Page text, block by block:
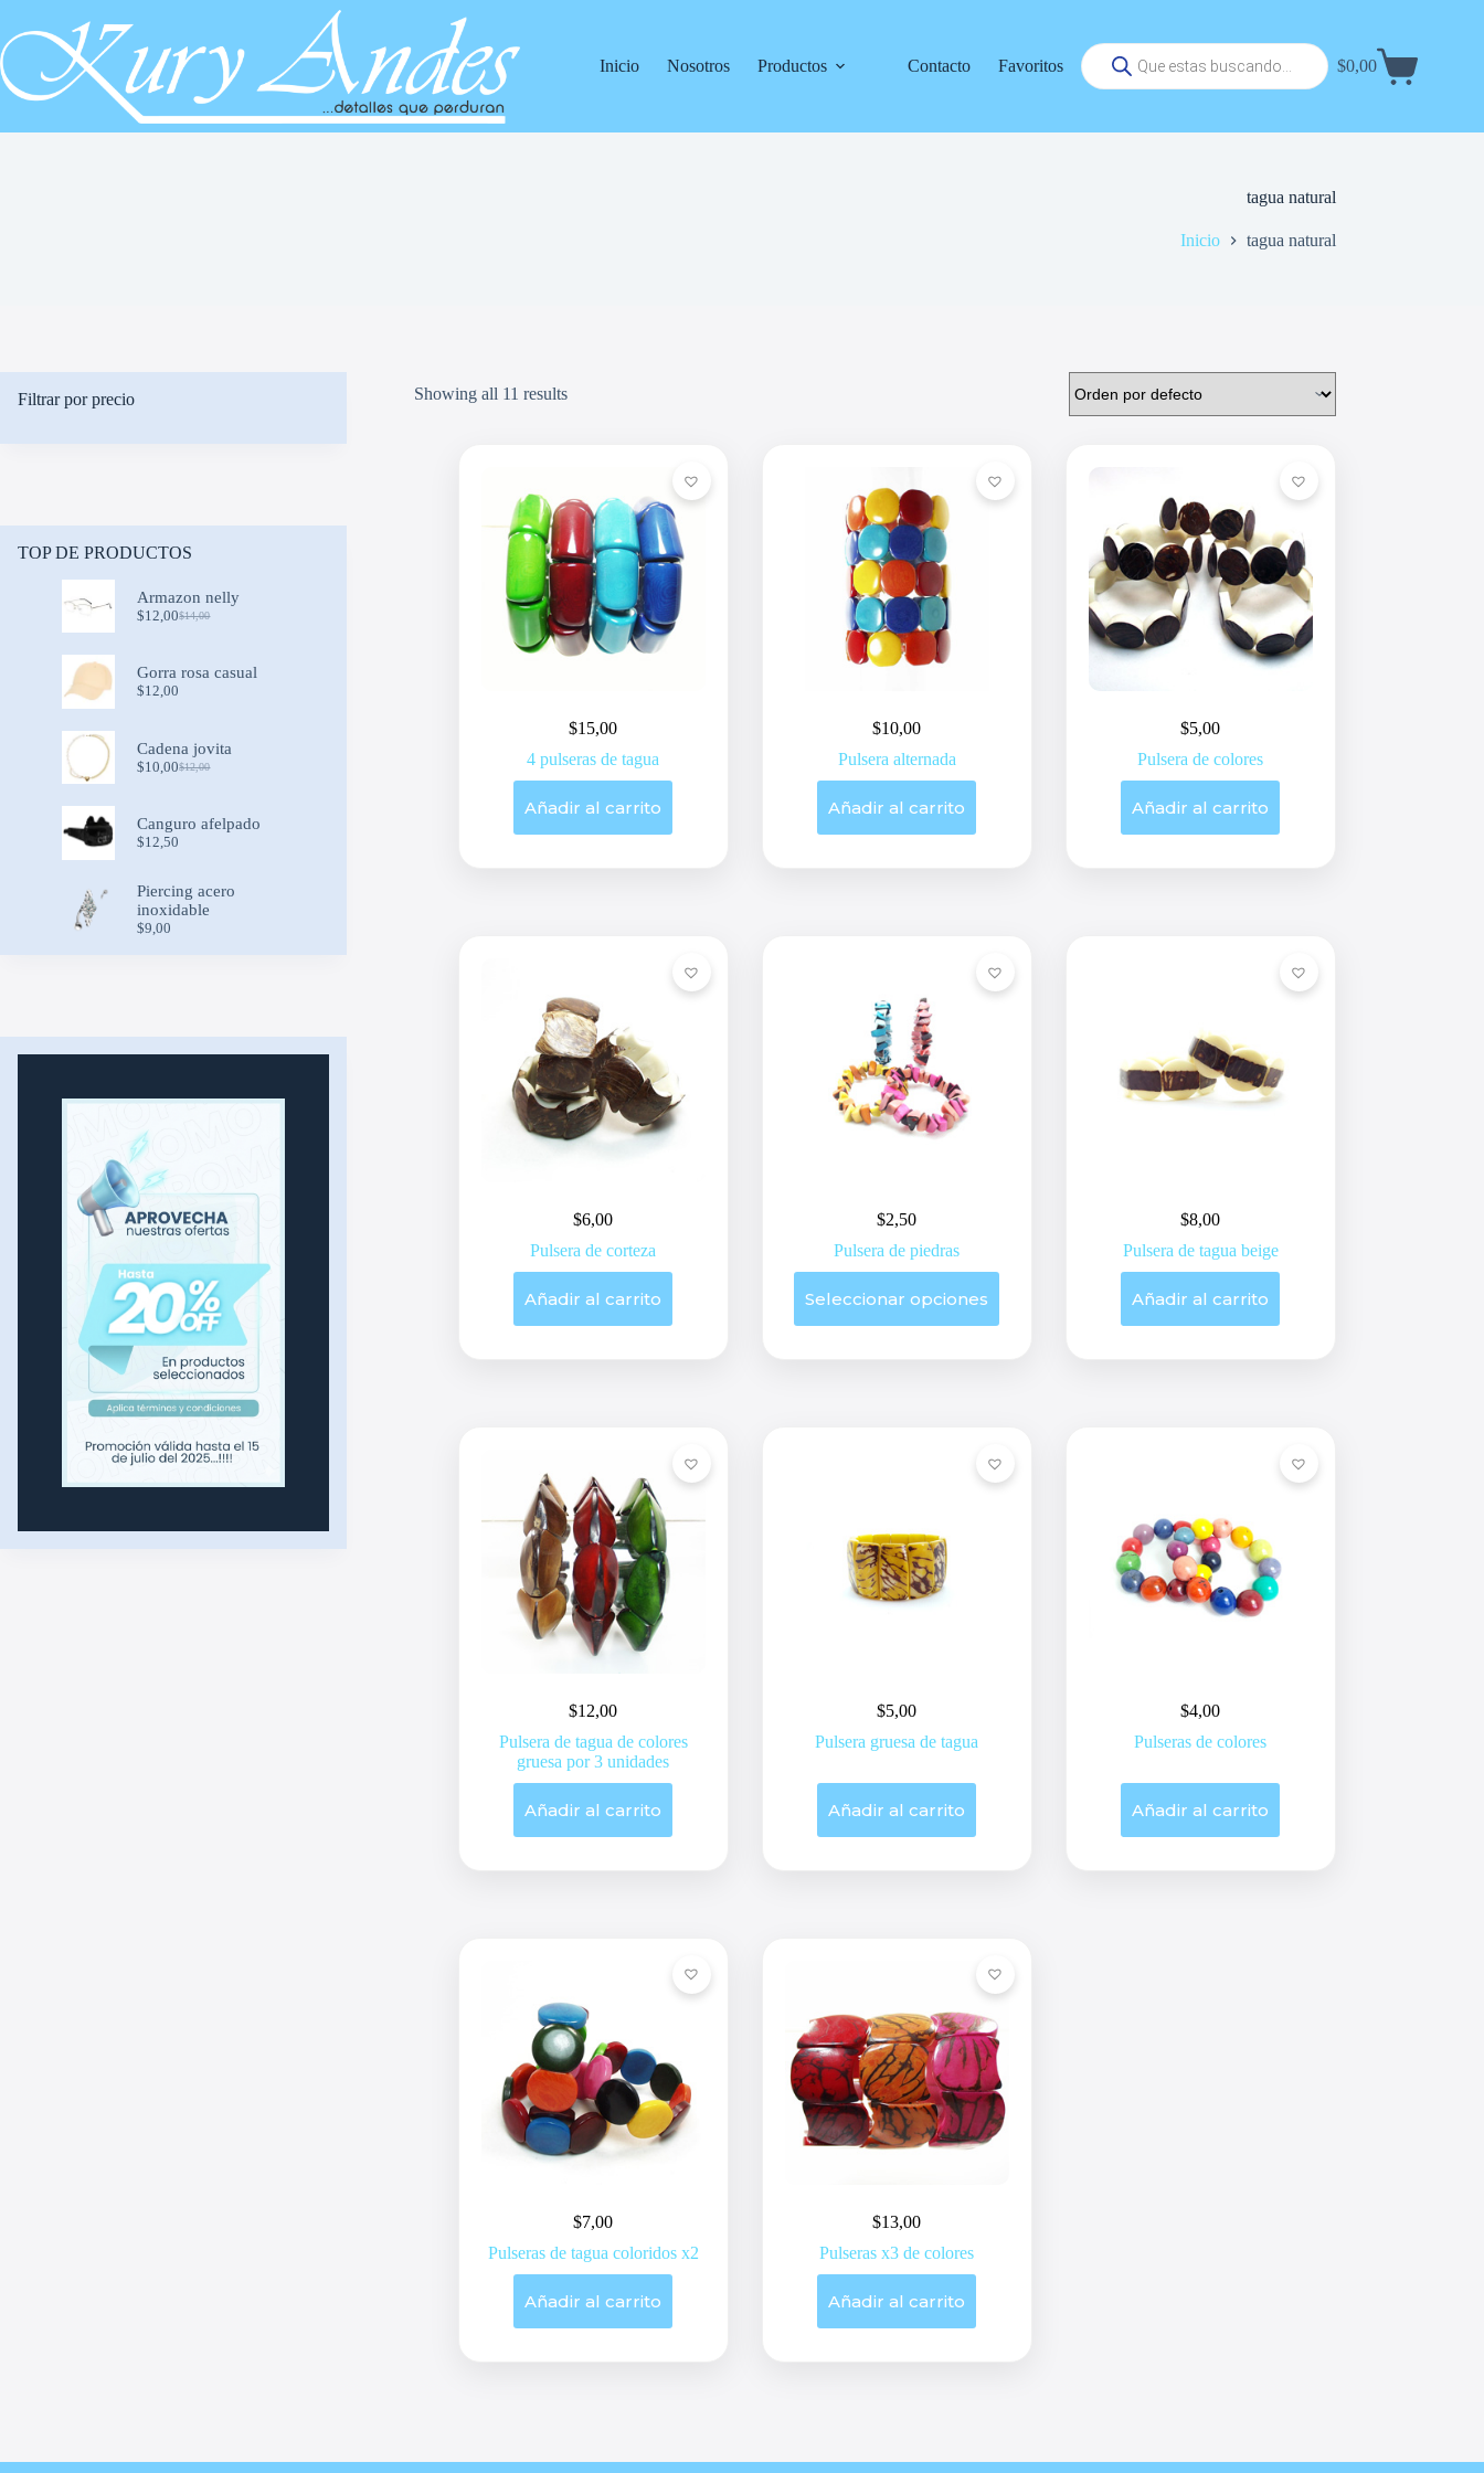
contenido
Inicio
Nosotros Productos Contacto Favoritos
Búsqueda
de
productos
Carrito
$0,00
tagua natural
Inicio tagua natural
Showing all 11 results
$15,00
4 pulseras de tagua
Añadir al carrito
$10,00
Pulsera alternada
Añadir al carrito
$5,00
Pulsera de colores
Añadir al carrito
$6,00
Pulsera de corteza
Añadir al carrito
$2,50
Pulsera de piedras
Seleccionar opciones
producto
variantes.
de
producto
$8,00
Pulsera de tagua beige
Añadir al carrito
$12,00
Pulsera de tagua de colores
gruesa por 3 unidades
Añadir al carrito
$5,00
Pulsera gruesa de tagua
Añadir al carrito
$4,00
Pulseras de colores
Añadir al carrito
$7,00
Pulseras de tagua coloridos x2
Añadir al carrito
$13,00
Pulseras x3 de colores
Añadir al carrito
Filtrar por precio
TOP DE PRODUCTOS
Armazon nelly
$14,00
Original
$14,00.
$12,00Current
$12,00.
Gorra rosa casual
$12,00
Cadena jovita
$12,00
Original
$12,00.
$10,00Current
$10,00.
Canguro afelpado
$12,50
Piercing acero
inoxidable
$9,00